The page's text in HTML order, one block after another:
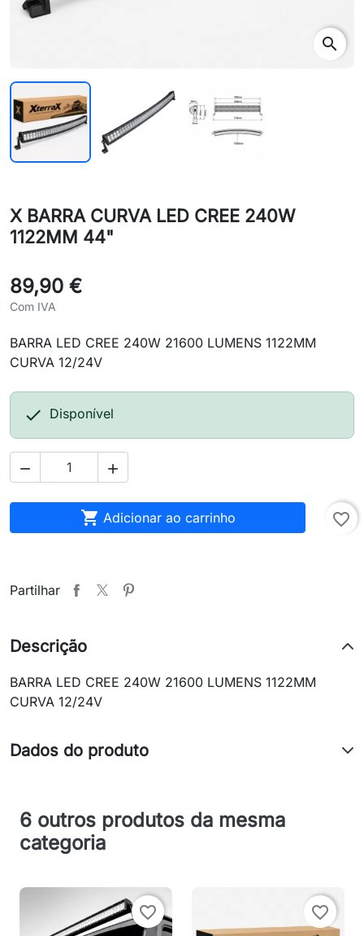
search
X BARRA CURVA LED CREE 240W
1122MM 44"
89,90 €
Com IVA
BARRA LED CREE 240W 21600 LUMENS 1122MM
CURVA 12/24V
 Disponível
 
 Adicionar ao carrinho favorite_border
Partilhar
Descrição
BARRA LED CREE 240W 21600 LUMENS 1122MM
CURVA 12/24V
Dados do produto
6 outros produtos da mesma
categoria
favorite_border favorite_border